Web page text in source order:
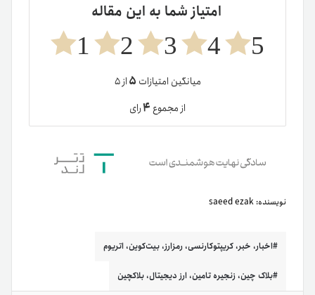
امتیاز شما به این مقاله
5
4
3
2
1
میانگین امتیازات ۵از ۵
از مجموع۴رای
نویسنده: saeed ezak
اخبار، خبر، کریپتوکارنسی، رمزارز، بیت‌کوین، اتریوم
بلاک چین، زنجیره تامین، ارز دیجیتال، بلاکچین